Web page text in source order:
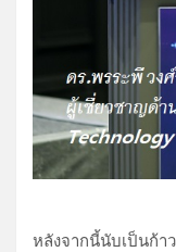
หลังจากนี้นับเป็นก้า